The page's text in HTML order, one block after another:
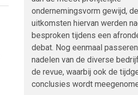
ondernemingsvorm gewijd, de
uitkomsten hiervan werden
besproken tijdens een
debat. Nog eenmaal
nadelen van de diverse
de revue, waarbij ook de
conclusies wordt